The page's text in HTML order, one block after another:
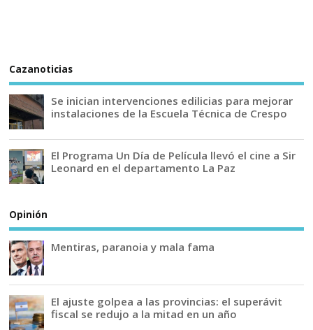
Cazanoticias
Se inician intervenciones edilicias para mejorar
instalaciones de la Escuela Técnica de Crespo
El Programa Un Día de Película llevó el cine a Sir
Leonard en el departamento La Paz
Opinión
Mentiras, paranoia y mala fama
El ajuste golpea a las provincias: el superávit
fiscal se redujo a la mitad en un año